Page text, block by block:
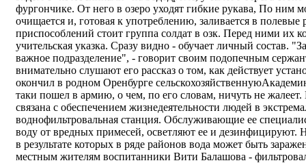
фургончике. От него в озеро уходят гибкие рукава, По ним
очищается и, готовая к употреблению, заливается в полевые
приспособлений стоит группа солдат в озк. Перед ними их
учительская указка. Сразу видно - обучает личный состав.
важное подразделение", - говорит своим подопечным
внимательно слушают его рассказ о том, как действует
окончил в родном Оренбурге
таки пошел в армию, о чем, по его словам, ничуть не
связана с обеспечением жизнедеятельности людей в
воднофильтровальная станция. Обслуживающие ее
воду от вредных примесей, осветляют ее и
в результате которых в ряде районов вода может быть
местным жителям воспитанники Вити Балашова -